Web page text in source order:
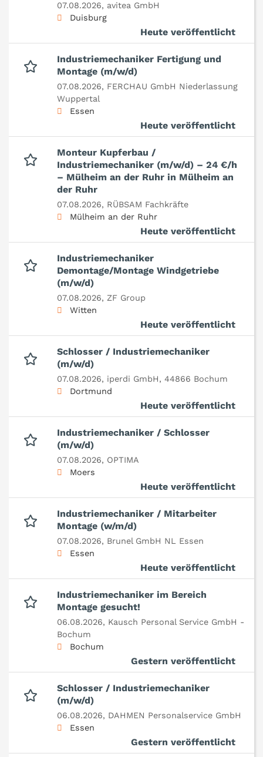
07.08.2026, avitea GmbH
Duisburg
Heute veröffentlicht
Industriemechaniker Fertigung und
Montage (m/w/d)
07.08.2026, FERCHAU GmbH Niederlassung
Wuppertal
Essen
Heute veröffentlicht
Monteur Kupferbau /
Industriemechaniker (m/w/d) – 24 €/h
– Mülheim an der Ruhr in Mülheim an
der Ruhr
07.08.2026, RÜBSAM Fachkräfte
Mülheim an der Ruhr
Heute veröffentlicht
Industriemechaniker
Demontage/Montage Windgetriebe
(m/w/d)
07.08.2026, ZF Group
Witten
Heute veröffentlicht
Schlosser / Industriemechaniker
(m/w/d)
07.08.2026, iperdi GmbH, 44866 Bochum
Dortmund
Heute veröffentlicht
Industriemechaniker / Schlosser
(m/w/d)
07.08.2026, OPTIMA
Moers
Heute veröffentlicht
Industriemechaniker / Mitarbeiter
Montage (w/m/d)
07.08.2026, Brunel GmbH NL Essen
Essen
Heute veröffentlicht
Industriemechaniker im Bereich
Montage gesucht!
06.08.2026, Kausch Personal Service GmbH -
Bochum
Bochum
Gestern veröffentlicht
Schlosser / Industriemechaniker
(m/w/d)
06.08.2026, DAHMEN Personalservice GmbH
Essen
Gestern veröffentlicht